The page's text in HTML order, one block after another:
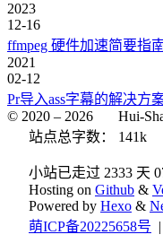
2023
12-16
ffmpeg 硬件加速简要指
2021
02-12
Pr导入ass字幕的解决
© 2020 – 2026
Hui-
站点总字数：
141k
小站已走过 2333 天
Hosting on Github &
Powered by Hexo &
萌ICP备20225658号 |